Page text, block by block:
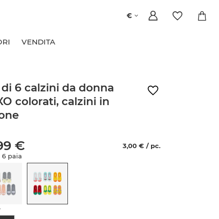
€
VENDITA
6 calzini da donna
colorati, calzini in
€
3,00 € / pc.
6 paia